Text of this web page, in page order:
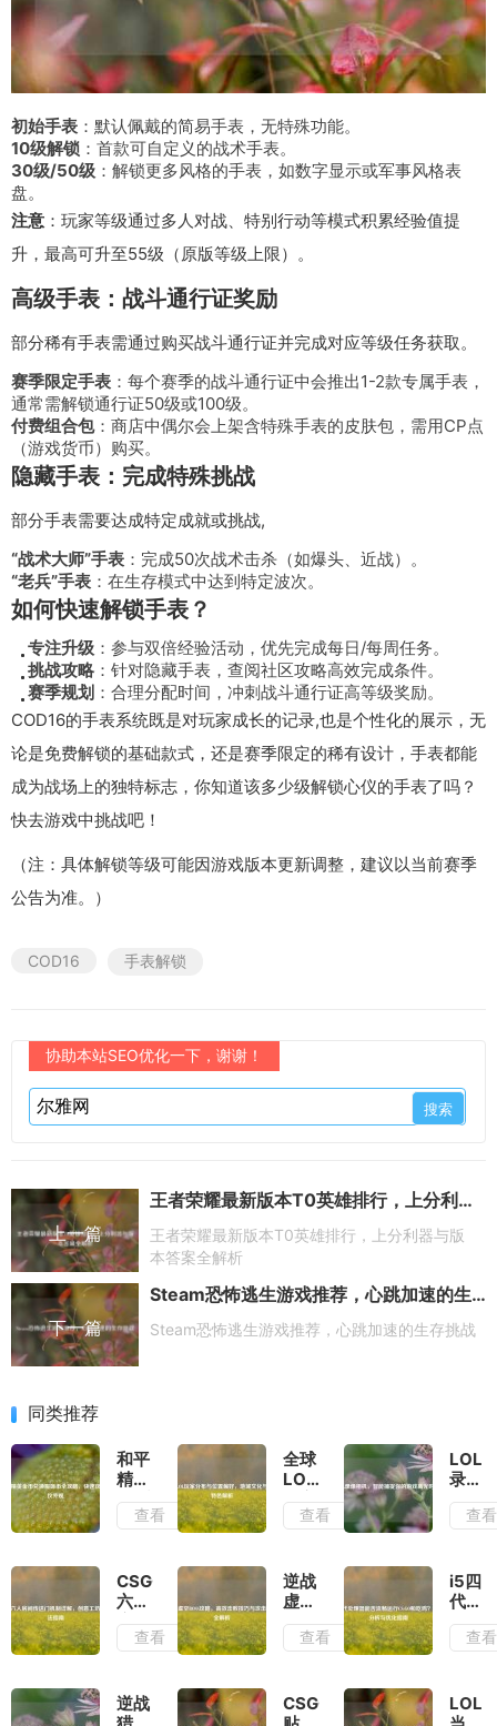
初始手表 ：默认佩戴的简易手表，无特殊功能。
10级解锁 ：首款可自定义的战术手表。
30级/50级 ：解锁更多风格的手表，如数字显示或军事风格表
盘。
注意 ：玩家等级通过多人对战、特别行动等模式积累经验值提
升，最高可升至55级（原版等级上限）。
高级手表：战斗通行证奖励
部分稀有手表需通过购买战斗通行证并完成对应等级任务获取。
赛季限定手表 ：每个赛季的战斗通行证中会推出1-2款专属手表，
通常需解锁通行证50级或100级。
付费组合包：商店中偶尔会上架含特殊手表的皮肤包，需用CP点
（游戏货币）购买。
隐藏手表：完成特殊挑战
部分手表需要达成特定成就或挑战,
“战术大师”手表 ：完成50次战术击杀（如爆头、近战）。
“老兵”手表 ：在生存模式中达到特定波次。
如何快速解锁手表？
专注升级 ：参与双倍经验活动，优先完成每日/每周任务。
挑战攻略 ：针对隐藏手表，查阅社区攻略高效完成条件。
赛季规划 ：合理分配时间，冲刺战斗通行证高等级奖励。
COD16的手表系统既是对玩家成长的记录,也是个性化的展示，无
论是免费解锁的基础款式，还是赛季限定的稀有设计，手表都能
成为战场上的独特标志，你知道该多少级解锁心仪的手表了吗？
快去游戏中挑战吧！
（注：具体解锁等级可能因游戏版本更新调整，建议以当前赛季
公告为准。）
COD16 手表解锁
协助本站SEO优化一下，谢谢！
上一篇
王者荣耀最新版本T0英雄排行，上分利器与版本答案全解析
王者荣耀最新版本T0英雄排行，上分利器与版
本答案全解析
下一篇
Steam恐怖逃生游戏推荐，心跳加速的生存挑战
Steam恐怖逃生游戏推荐，心跳加速的生存挑战
同类推荐
和平
精英
金币
兑换
攻
略，
快速
获取
心仪
查看
全球
LOL
玩家
分布
好，
地域
与游
戏特
析
查看
LOL
录像
相
机，
你的
游戏
时刻
查看
CSGO
六人
房间
传送
解，
创意
查看
逆战
虚空
BOSS
击败
技巧
查看
i5四
代处
理器
能否
和吃
查看
逆战
CSGO
LOL